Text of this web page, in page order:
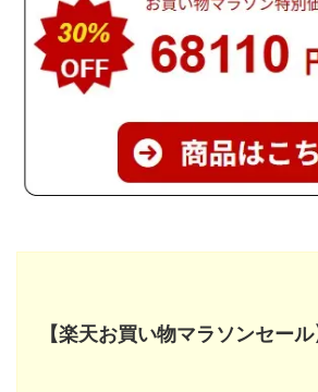
【楽天お買い物マラソンセール